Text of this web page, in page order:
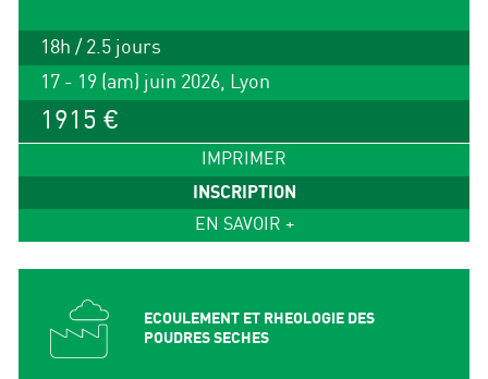
18h / 2.5 jours
17 - 19 (am) juin 2026, Lyon
1915 €
IMPRIMER
INSCRIPTION
EN SAVOIR +
ECOULEMENT ET RHEOLOGIE DES
POUDRES SECHES